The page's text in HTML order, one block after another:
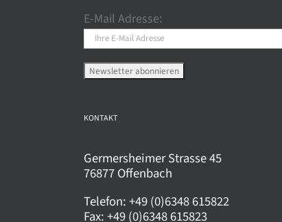
können
auf
der
Produktseite
E-Mail Adresse:
KONTAKT
Germersheimer Strasse 45
76877 Offenbach
Telefon:+49 (0)6348 615822
Fax:+49 (0)6348 615823